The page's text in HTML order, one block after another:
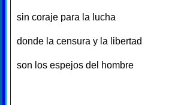
sin coraje para la lucha
donde la censura y la libertad
son los espejos del hombre